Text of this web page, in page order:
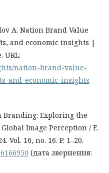
A. Nation Brand Value
and economic insights |
URL:
nation-brand-value-
and-economic-insights
Exploring the
Image Perception / E.
16, no. 16. P. 1–20.
(дата звернення: